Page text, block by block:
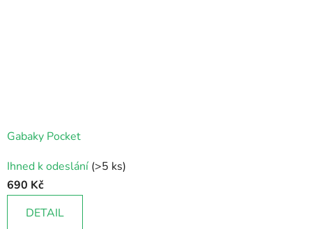
Gabaky Pocket
Ihned k odeslání (>5 ks)
690 Kč
DETAIL